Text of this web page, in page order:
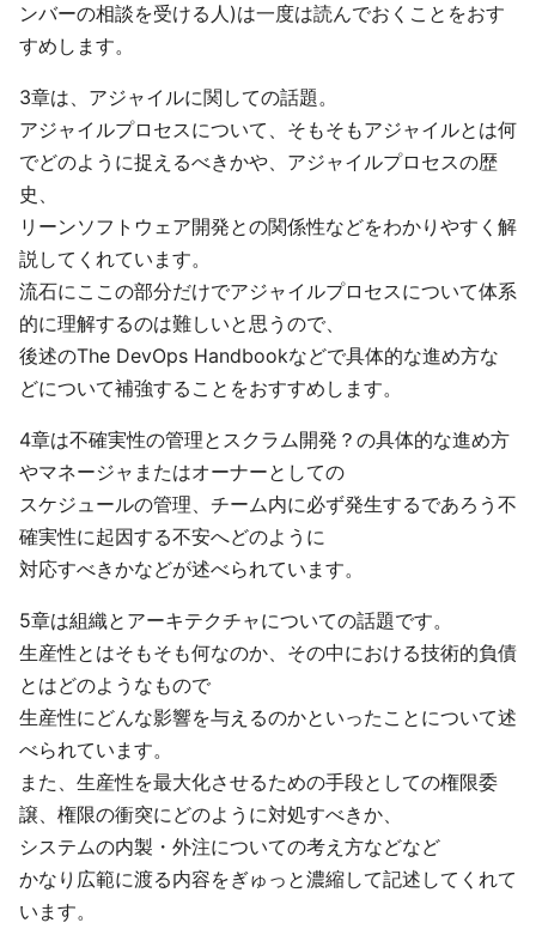
ンバーの相談を受ける人)は一度は読んでおくことをおす
すめします。
3章は、アジャイルに関しての話題。
アジャイルプロセスについて、そもそもアジャイルとは何
でどのように捉えるべきかや、アジャイルプロセスの歴
史、
リーンソフトウェア開発との関係性などをわかりやすく解
説してくれています。
流石にここの部分だけでアジャイルプロセスについて体系
的に理解するのは難しいと思うので、
後述のThe DevOps Handbookなどで具体的な進め方な
どについて補強することをおすすめします。
4章は不確実性の管理とスクラム開発？の具体的な進め方
やマネージャまたはオーナーとしての
スケジュールの管理、チーム内に必ず発生するであろう不
確実性に起因する不安へどのように
対応すべきかなどが述べられています。
5章は組織とアーキテクチャについての話題です。
生産性とはそもそも何なのか、その中における技術的負債
とはどのようなもので
生産性にどんな影響を与えるのかといったことについて述
べられています。
また、生産性を最大化させるための手段としての権限委
譲、権限の衝突にどのように対処すべきか、
システムの内製・外注についての考え方などなど
かなり広範に渡る内容をぎゅっと濃縮して記述してくれて
います。